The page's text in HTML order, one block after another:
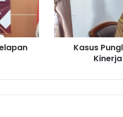
Kepala
Sekolah
Kasus